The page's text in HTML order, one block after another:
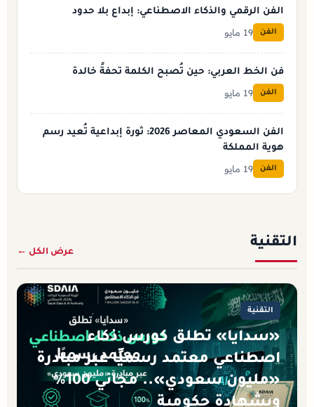
الفن الرقمي والذكاء الاصطناعي: إبداع بلا حدود
الفن 19 مايو
فن الخط العربي: حين تُصبح الكلمة تحفةً خالدة
الفن 19 مايو
الفن السعودي المعاصر 2026: ثورة إبداعية تُعيد رسم
هوية المملكة
الفن 19 مايو
التقنية
عرض الكل ←
التقنية
«سدايا» تطلق كورس ذكاء
اصطناعي معتمد رسميًا عبر مبادرة
«مليون سعودي».. مجاني 100%
وبشهادة حكومية